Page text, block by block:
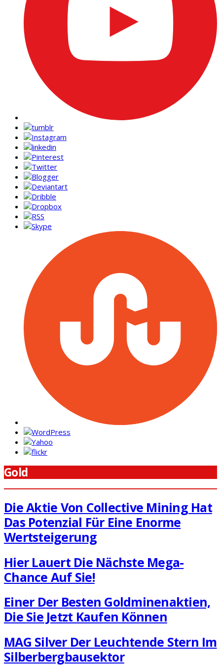
Gold
Die Aktie Von Collective Mining Hat
Das Potenzial Für Eine Enorme
Wertsteigerung
Hier Lauert Die Nächste Mega-
Chance Auf Sie!
Einer Der Besten Goldminenaktien,
Die Sie Jetzt Kaufen Können
MAG Silver Der Leuchtende Stern Im
Silberbergbausektor